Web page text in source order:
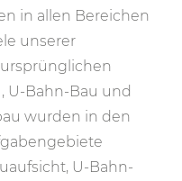
in allen Bereichen
unserer
U-Bahn-Bau und
wurden in den
U-Bahn-